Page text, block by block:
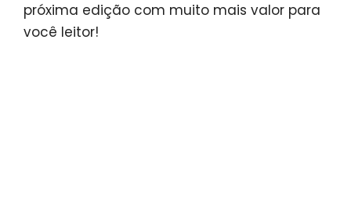
próxima edição com muito mais valor para
você leitor!